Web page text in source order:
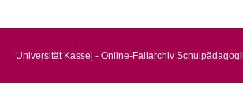
Universität Kassel - Online-Fallarchiv